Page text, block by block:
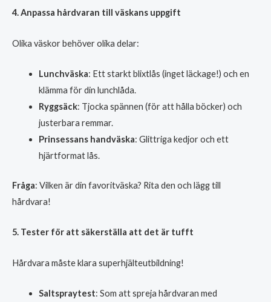
4. Anpassa hårdvaran till väskans uppgift
Olika väskor behöver olika delar:
Lunchväska: Ett starkt blixtlås (inget läckage!) och en
klämma för din lunchlåda.
Ryggsäck: Tjocka spännen (för att hålla böcker) och
justerbara remmar.
Prinsessans handväska: Glittriga kedjor och ett
hjärtformat lås.
Fråga: Vilken är din favoritväska? Rita den och lägg till
hårdvara!
5. Tester för att säkerställa att det är tufft
Hårdvara måste klara superhjälteutbildning!
Saltspraytest: Som att spreja hårdvaran med